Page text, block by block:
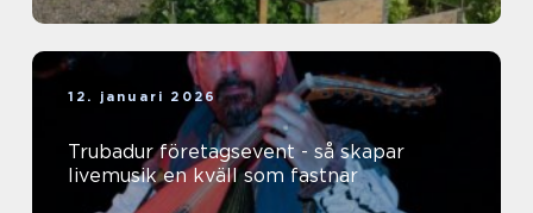
12. januari 2026
Trubadur företagsevent - så skapar
livemusik en kväll som fastnar